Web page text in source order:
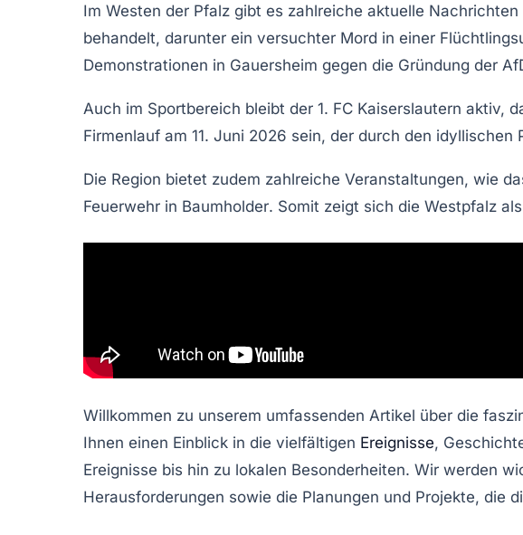
Im Westen der Pfalz gibt es zahlreiche aktuelle Nachrichten
behandelt, darunter ein versuchter Mord in einer
Demonstrationen in Gauersheim gegen die Gründung der
Auch im Sportbereich bleibt der 1. FC Kaiserslautern aktiv,
Firmenlauf am 11. Juni 2026 sein, der durch den idyllischen
Die Region bietet zudem zahlreiche Veranstaltungen, wie
Feuerwehr in Baumholder. Somit zeigt sich die Westpfalz
Willkommen zu unserem umfassenden Artikel über die
Ihnen einen Einblick in die vielfältigen Ereignisse,
Ereignisse bis hin zu lokalen Besonderheiten. Wir werden
Herausforderungen sowie die Planungen und Projekte, die